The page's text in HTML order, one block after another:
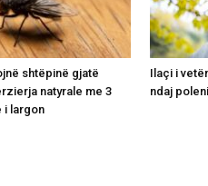
shtëpinë gjatë
natyrale me 3
i largon
Ilaçi i
ndaj